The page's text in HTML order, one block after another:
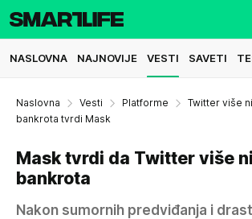
NASLOVNA NAJNOVIJE VESTI SAVETI
Naslovna Vesti Platforme
Twitter više
bankrota tvrdi Mask
Mask tvrdi da Twitter više
bankrota
Nakon sumornih predviđanja i